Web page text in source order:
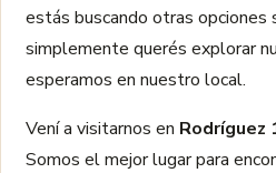
estás buscando otras opciones
simplemente querés explorar
esperamos en nuestro local.
Vení a visitarnos en Rodríguez
Somos el mejor lugar para